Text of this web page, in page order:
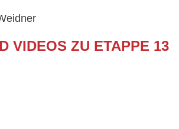
VIDEOS ZU ETAPPE 13